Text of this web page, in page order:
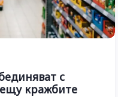
с
кражбите